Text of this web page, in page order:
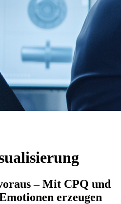
– Mit CPQ und
erzeugen